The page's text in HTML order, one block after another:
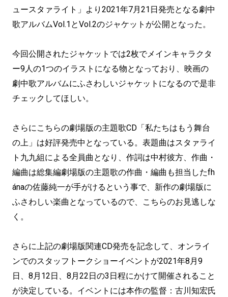
ュースタァライト」より2021年7月21日発売となる劇中
歌アルバムVol.1とVol.2のジャケットが公開となった。
今回公開されたジャケットでは2枚でメインキャラクタ
ー9人の1つのイラストになる物となっており、映画の
劇中歌アルバムにふさわしいジャケットになるので是非
チェックしてほしい。
さらにこちらの劇場版の主題歌CD「私たちはもう舞台
の上」は好評発売中となっている。表題曲はスタァライ
ト九九組による全員曲となり、作詞は中村彼方、作曲・
編曲は総集編劇場版の主題歌の作曲・編曲も担当したfh
ánaの佐藤純一が手がけるという事で、新作の劇場版に
ふさわしい楽曲となっているので、こちらのお見逃しな
く。
さらに上記の劇場版関連CD発売を記念して、オンライ
ンでのスタッフトークショーイベントが2021年8月9
日、8月12日、8月22日の3日程にかけて開催されること
が決定している。イベントには本作の監督：古川知宏氏